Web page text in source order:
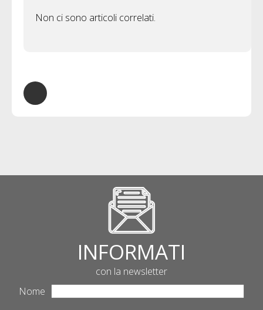
Non ci sono articoli correlati.
INFORMATI
con la newsletter
Nome